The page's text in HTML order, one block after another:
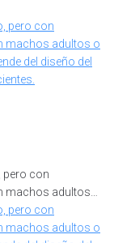
pero con
machos adultos…